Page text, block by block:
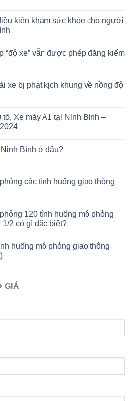
kiện khám sức khỏe cho người
“độ xe” vẫn được phép đăng kiểm
xe bị phạt kịch khung về nồng độ
tô, Xe máy A1 tại Ninh Bình –
Bình ở đâu?
các tình huống giao thông
120 tình huống mô phỏng
2 có gì đặc biệt?
huống mô phỏng giao thông
GIÁ